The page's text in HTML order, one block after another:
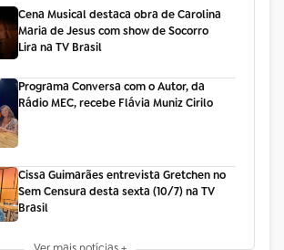
Cena Musical destaca obra de Carolina
Maria de Jesus com show de Socorro
Lira na TV Brasil
Programa Conversa com o Autor, da
Rádio MEC, recebe Flávia Muniz Cirilo
Cissa Guimarães entrevista Gretchen no
Sem Censura desta sexta (10/7) na TV
Brasil